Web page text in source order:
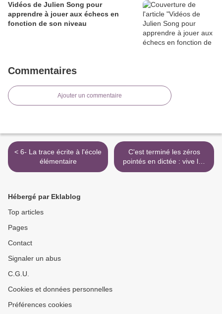
Vidéos de Julien Song pour
apprendre à jouer aux échecs en
fonction de son niveau
Commentaires
Ajouter un commentaire
< 6- La trace écrite à l'école
élémentaire
C'est terminé les zéros
pointés en dictée : vive les
scores et l'autorégulation !
Hébergé par Eklablog
Top articles
Pages
Contact
Signaler un abus
C.G.U.
Cookies et données personnelles
Préférences cookies